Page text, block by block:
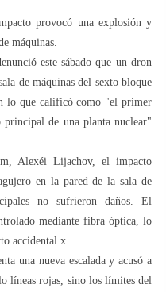
provocó una explosión y
máquinas.
este sábado que un dron
de máquinas del sexto bloque
lo que calificó como "el primer
principal de una planta nuclear"
Alexéi Lijachov, el impacto
en la pared de la sala de
no sufrieron daños. El
mediante fibra óptica, lo
accidental.x
una nueva escalada y acusó a
líneas rojas, sino los límites del